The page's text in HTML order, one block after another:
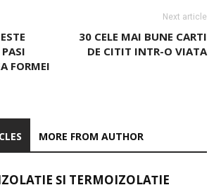
FORMEI
Next article
30 CELE MAI BUNE CARTI
DE CITIT INTR-O VIATA
MORE FROM AUTHOR
ȘI TERMOIZOLAȚIE